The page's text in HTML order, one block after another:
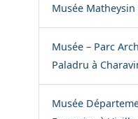
Musée
Musée – Parc
Paladru à
Musée